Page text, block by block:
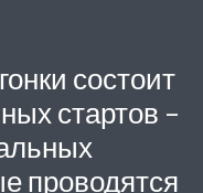
состоит
стартов –
проводятся